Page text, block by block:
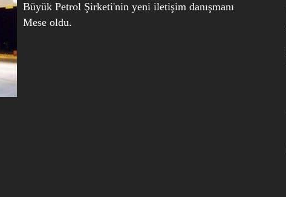
Büyük Petrol Şirketi'nin yeni iletişim danışmanı
Mese oldu.